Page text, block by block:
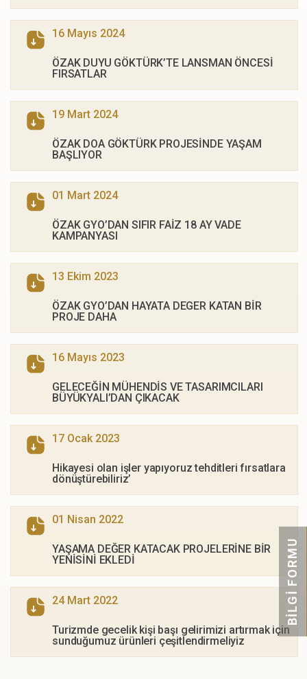
16 Mayıs 2024
ÖZAK DUYU GÖKTÜRK’TE LANSMAN ÖNCESİ
FIRSATLAR
19 Mart 2024
ÖZAK DOA GÖKTÜRK PROJESİNDE YAŞAM
BAŞLIYOR
01 Mart 2024
ÖZAK GYO’DAN SIFIR FAİZ 18 AY VADE
KAMPANYASI
13 Ekim 2023
ÖZAK GYO’DAN HAYATA DEGER KATAN BİR
PROJE DAHA
16 Mayıs 2023
GELECEĞİN MÜHENDİS VE TASARIMCILARI
BÜYÜKYALI’DAN ÇIKACAK
17 Ocak 2023
Hikayesi olan işler yapıyoruz tehditleri fırsatlara
dönüştürebiliriz’
01 Nisan 2022
YAŞAMA DEĞER KATACAK PROJELERİNE BİR
YENİSİNİ EKLEDİ
24 Mart 2022
Turizmde gecelik kişi başı gelirimizi artırmak için
sunduğumuz ürünleri çeşitlendirmeliyiz
BİLGİ FORMU